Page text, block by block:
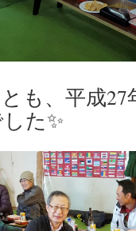
も、平成
た✨